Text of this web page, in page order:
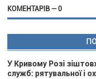
КОМЕНТАРІВ — 0
У Кривому Розі
служб: рятувальної і